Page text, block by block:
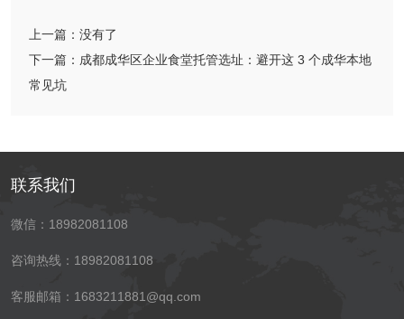
上一篇： 没有了
下一篇： 成都成华区企业食堂托管选址：避开这 3 个成华本地
常见坑
联系我们
微信：18982081108
咨询热线：18982081108
客服邮箱：1683211881@qq.com